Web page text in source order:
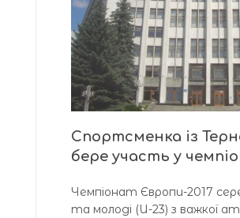
Спортсменка із
бере участь у
Чемпіонат Європи-2017
та молоді (U-23) з важкої